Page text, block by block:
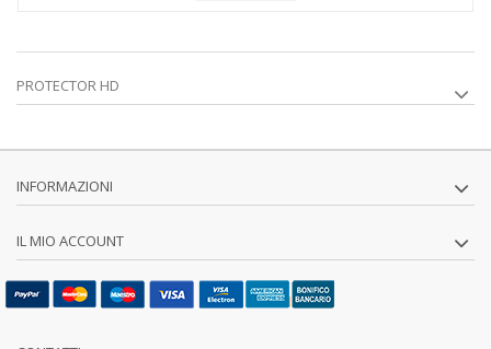
PROTECTOR HD
INFORMAZIONI
IL MIO ACCOUNT